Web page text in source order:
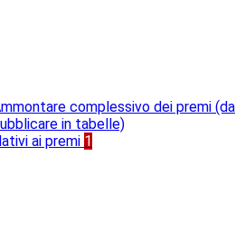
complessivo dei premi (da
in tabelle)
ai premi 1